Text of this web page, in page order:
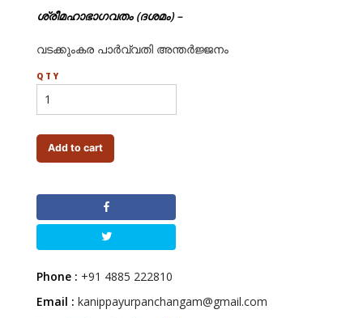
ശ്രീമഹാഭാഗവതം (ദശമം) –
വടക്കുംകര പാര്‍വ്വതി അന്തര്‍ജ്ജനം
QTY
Add to cart
Phone : +91 4885 222810
Email : kanippayurpanchangam@gmail.com